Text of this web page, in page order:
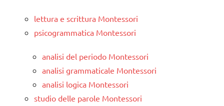
lettura e scrittura Montessori
psicogrammatica Montessori
analisi del periodo Montessori
analisi grammaticale Montessori
analisi logica Montessori
studio delle parole Montessori